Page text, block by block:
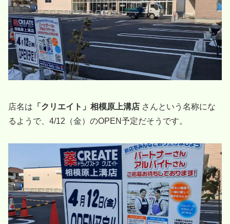
店名は 「クリエイト」相模原上溝店 さんという名称にな
るようで、4/12（金）のOPEN予定だそうです。